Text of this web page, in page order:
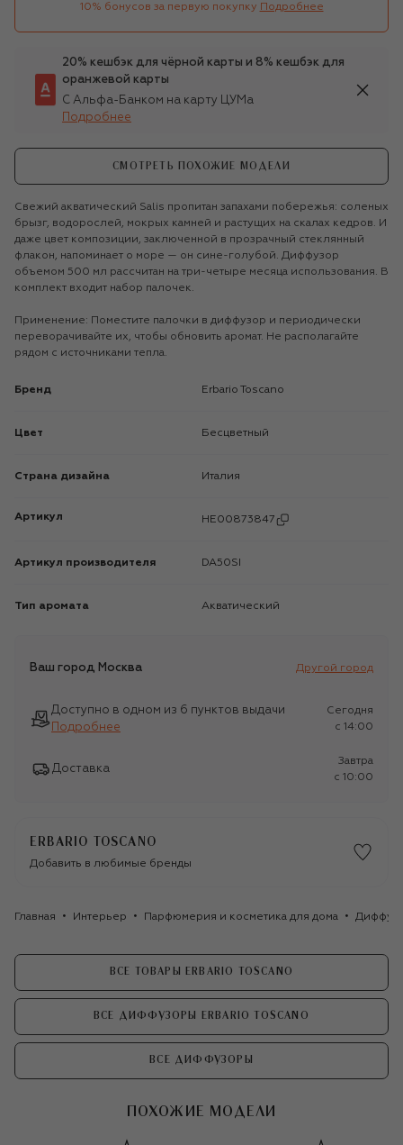
10% бонусов за первую покупку Подробнее
20% кешбэк для чёрной карты и 8% кешбэк для
оранжевой карты
С Альфа-Банком на карту ЦУМа
Подробнее
СМОТРЕТЬ ПОХОЖИЕ МОДЕЛИ
Свежий акватический Salis пропитан запахами побережья: соленых
брызг, водорослей, мокрых камней и растущих на скалах кедров. И
даже цвет композиции, заключенной в прозрачный стеклянный
флакон, напоминает о море — он сине-голубой. Диффузор
объемом 500 мл рассчитан на три-четыре месяца использования. В
комплект входит набор палочек.
Применение: Поместите палочки в диффузор и периодически
переворачивайте их, чтобы обновить аромат. Не располагайте
рядом с источниками тепла.
Бренд Erbario Toscano
Цвет Бесцветный
Страна дизайна Италия
Артикул HE00873847
Артикул производителя DA50SI
Тип аромата Акватический
Ваш город Москва Другой город
Доступно в одном из 6 пунктов выдачи
Подробнее
Сегодня
c 14:00
Доставка
Завтра
c 10:00
ERBARIO TOSCANO
Добавить в любимые бренды
Главная Интерьер Парфюмерия и косметика для дома
ВСЕ ТОВАРЫ ERBARIO TOSCANO
ВСЕ ДИФФУЗОРЫ ERBARIO TOSCANO
ВСЕ ДИФФУЗОРЫ
ПОХОЖИЕ МОДЕЛИ